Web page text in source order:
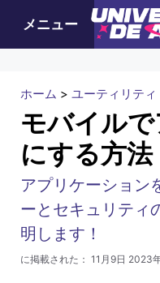
メニュー
ホーム > ユーティリティ
モバイル
にする方
アプリケーション
ーとセキュリティ
明します！
に掲載された： 11月9日 2023